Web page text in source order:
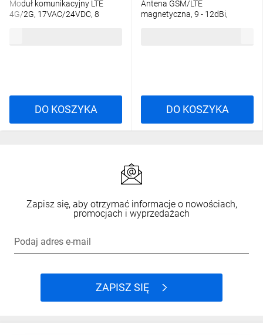
Moduł komunikacyjny LTE
4G/2G, 17VAC/24VDC, 8
DO KOSZYKA
Antena GSM/LTE
magnetyczna, 9 - 12dBi,
DO KOSZYKA
Zapisz się, aby otrzymać informacje o nowościach,
promocjach i wyprzedażach
Podaj adres e-mail
ZAPISZ SIĘ